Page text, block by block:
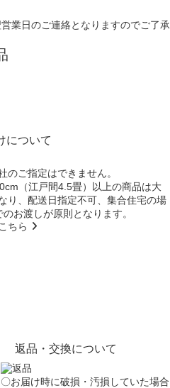
業日のご連絡となりますのでご了承
について
のご指定はできません。
（江戸間4.5畳）以上の商品は大
り、配送日指定不可 、集合住宅の場
のお渡しが原則となります。
ちら
返品・交換について
〇お届け時に破損・汚損していた場合